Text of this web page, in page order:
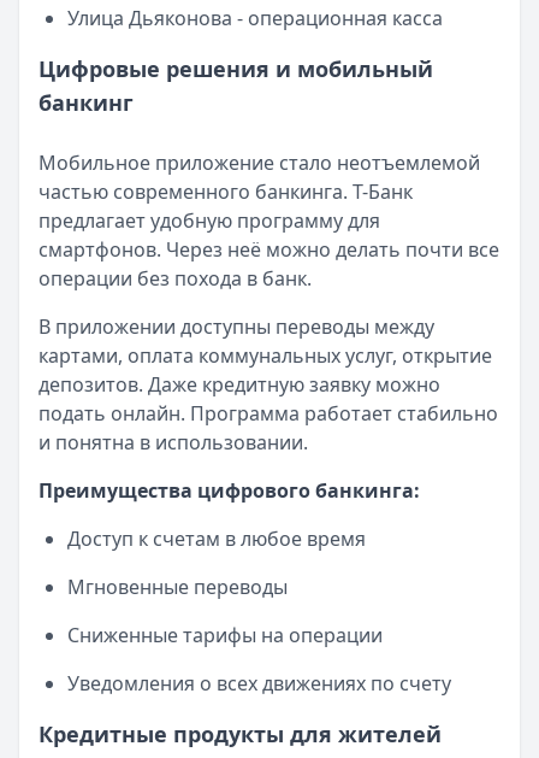
Т-Банк — S7 — T‑Bank
Рейтинг:4.6
Банк ПСБ— Твой кешбэк
Рейтинг:4.7
Банк ПСБ— Orange Premium Club
Обслуживание:Бесплатно
Рейтинг:4.7
Т-Банк— S7 — T‑Bank Premium
Рейтинг:4.6
Т-Банк— Джуниор
Обслуживание:Бесплатно
Рейтинг:4.6
Альфа-Банк— Альфа-Мобайл
Кэшбэк:
Обслуживание:Бесплатно
Рейтинг:4.9
Обслуживание:Бесплатно
Рейтинг:
Все дебетовые карты
Улица Дьяконова - операционная касса
Цифровые решения и мобильный
банкинг
Мобильное приложение стало неотъемлемой
частью современного банкинга. Т-Банк
предлагает удобную программу для
смартфонов. Через неё можно делать почти все
операции без похода в банк.
В приложении доступны переводы между
картами, оплата коммунальных услуг, открытие
депозитов. Даже кредитную заявку можно
подать онлайн. Программа работает стабильно
и понятна в использовании.
Преимущества цифрового банкинга:
Доступ к счетам в любое время
Мгновенные переводы
Сниженные тарифы на операции
Уведомления о всех движениях по счету
Кредитные продукты для жителей